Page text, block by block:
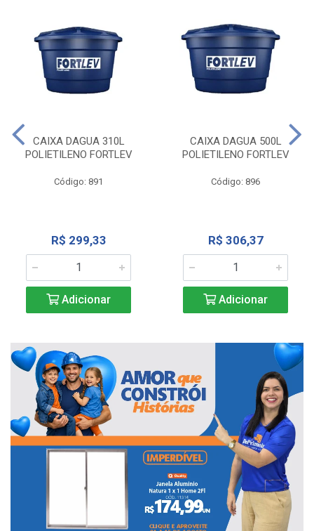
CAIXA DAGUA 310L
POLIETILENO FORTLEV
Código: 891
R$ 299,33
Adicionar
CAIXA DAGUA 500L
POLIETILENO FORTLEV
Código: 896
R$ 306,37
Adicionar